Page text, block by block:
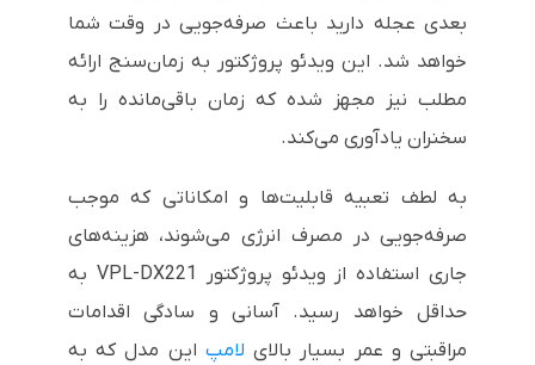
بعدی عجله دارید باعث صرفه‌جویی در وقت شما
خواهد شد. این ویدئو پروژکتور به زمان‌سنج ارائه
مطلب نیز مجهز شده که زمان باقی‌مانده را به
سخنران یادآوری می‌کند.
به لطف تعبیه قابلیت‌ها و امکاناتی که موجب
صرفه‌جویی در مصرف انرژی می‌شوند، هزینه‌های
جاری استفاده از ویدئو پروژکتور VPL-DX221 به
حداقل خواهد رسید. آسانی و سادگی اقدامات
مراقبتی و عمر بسیار بالای لامپ این مدل که به